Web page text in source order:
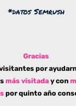
*datos Semrush
Gracias
por
más visitaday con
por quinto año